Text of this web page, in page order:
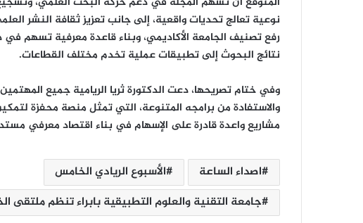
نوعية تعالج تحديات واقعية، إلى جانب تعزيز ثقافة النشر
رفع تصنيف الجامعة الأكاديمي، وبناء قاعدة معرفية تسهم في
نتائج البحوث إلى تطبيقات عملية تخدم مختلف القطاعات.
وفي ختام تصريحها، دعت الدكتورة ثريا الريامية جميع المهتمين
والاستفادة من برامجه المتنوعة، التي تمثل منصة محفزة
مشاريع واعدة قادرة على الإسهام في بناء اقتصاد معرفي
اصداء الساعة
الأسبوع الريادي الخامس
جامعة التقنية والعلوم التطبيقية بابراء تنظم ملتقى